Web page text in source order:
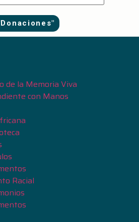
de la Memoria Viva
con Manos
Racial